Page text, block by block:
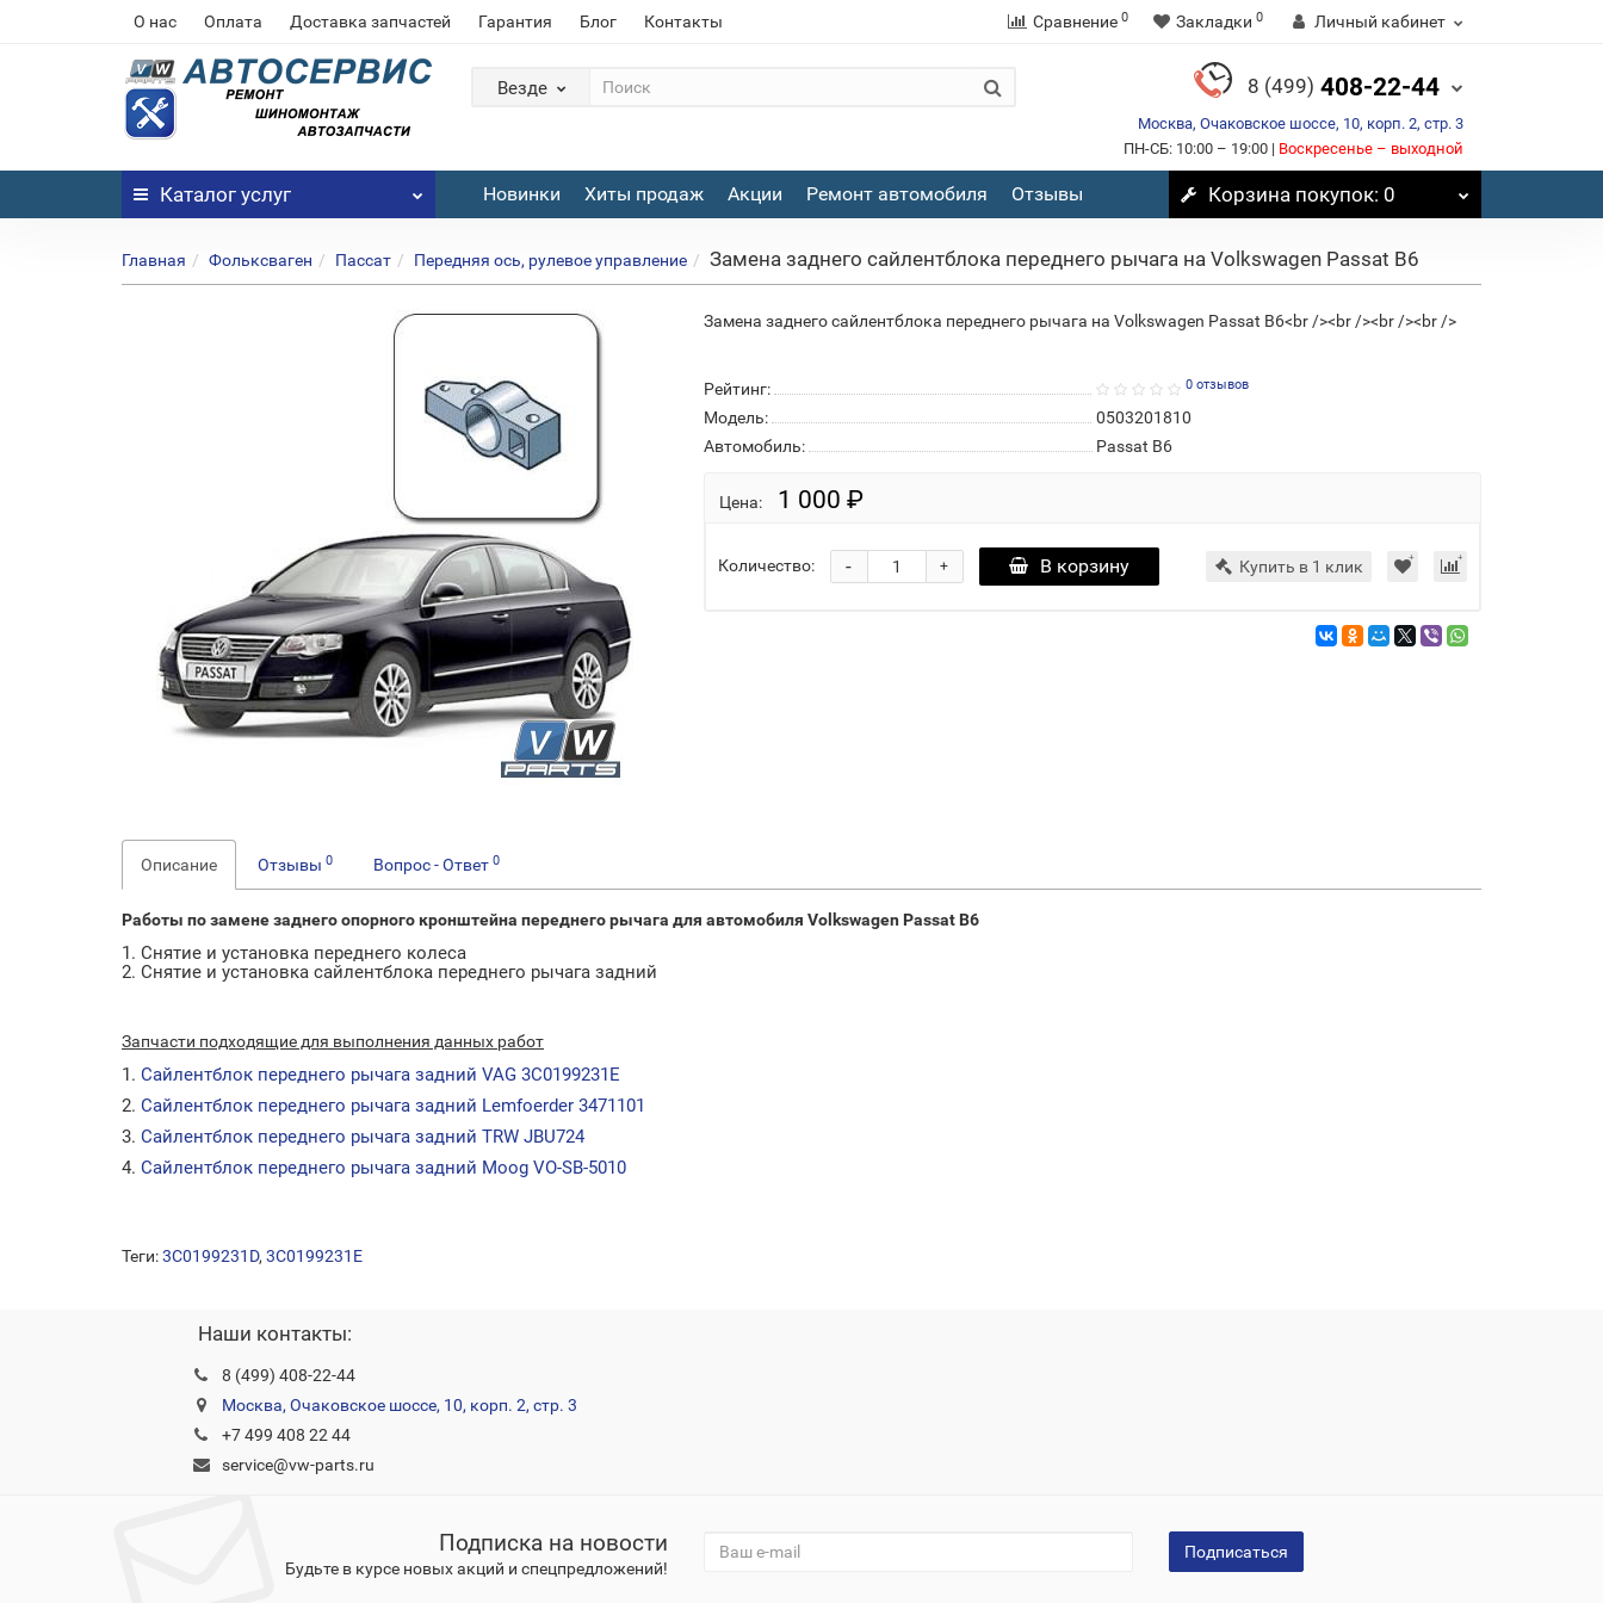
О нас Оплата Доставка запчастей Гарантия Блог Контакты Сравнение 0 Закладки 0 Личный кабинет
Везде 8 (499) 408-22-44
Москва, Очаковское шоссе, 10, корп. 2, стр. 3
ПН-СБ: 10:00 – 19:00 | Воскресенье – выходной
Каталог услуг Новинки Хиты продаж Акции Ремонт автомобиля Отзывы Корзинапокупок: 0
Главная Фольксваген Пассат Передняя ось, рулевое управление Замена заднего сайлентблока переднего рычага на Volkswagen Passat B6
Замена заднего сайлентблока переднего рычага на Volkswagen Passat B6<br /><br /><br /><br />
Рейтинг: 0 отзывов
Модель:
0503201810
Автомобиль:
Passat B6
Цена: 1 000 ₽
Количество: +
- В корзину Купить в 1 клик
Описание Отзывы 0 Вопрос - Ответ 0
Работы по замене заднего опорного кронштейна переднего рычага для автомобиля Volkswagen Passat B6
1. Снятие и установка переднего колеса
2. Снятие и установка сайлентблока переднего рычага задний
Запчасти подходящие для выполнения данных работ
1. Сайлентблок переднего рычага задний VAG 3C0199231E
2. Сайлентблок переднего рычага задний Lemfoerder 3471101
3. Сайлентблок переднего рычага задний TRW JBU724
4. Сайлентблок переднего рычага задний Moog VO-SB-5010
Теги:3C0199231D, 3C0199231E
Наши контакты:
8 (499) 408-22-44
Москва, Очаковское шоссе, 10, корп. 2, стр. 3
+7 499 408 22 44
service@vw-parts.ru
Подписка на новости
Будьте в курсе новых акций и спецпредложений!
Подписаться